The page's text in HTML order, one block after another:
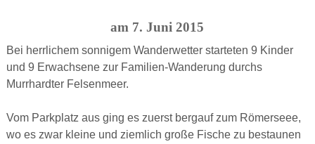
am 7. Juni 2015
Bei herrlichem sonnigem Wanderwetter starteten 9 Kinder
und 9 Erwachsene zur Familien-Wanderung durchs
Murrhardter Felsenmeer.
Vom Parkplatz aus ging es zuerst bergauf zum Römerseee,
wo es zwar kleine und ziemlich große Fische zu bestaunen